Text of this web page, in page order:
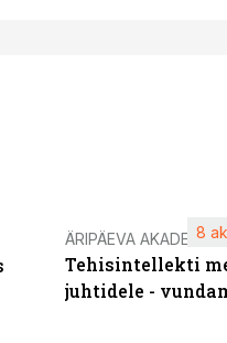
ÄRIPÄEVA AKADEEMIA
Tehisintellekti
juhtidele -
8